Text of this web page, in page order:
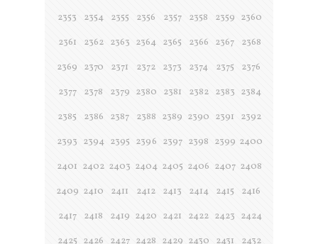
2353
2354 2355 2356 2357 2358 2359 2360
2361
2362 2363 2364 2365 2366 2367
2368
2369
2370 2371 2372 2373 2374 2375
2376
2377
2378 2379 2380 2381 2382 2383 2384
2385
2386 2387 2388 2389 2390 2391
2392
2393 2394 2395 2396 2397 2398 2399 2400
2401 2402 2403 2404 2405 2406 2407 2408
2409 2410 2411 2412 2413 2414 2415
2416
2417
2418 2419 2420 2421 2422 2423 2424
2425 2426 2427 2428 2429 2430 2431
2432